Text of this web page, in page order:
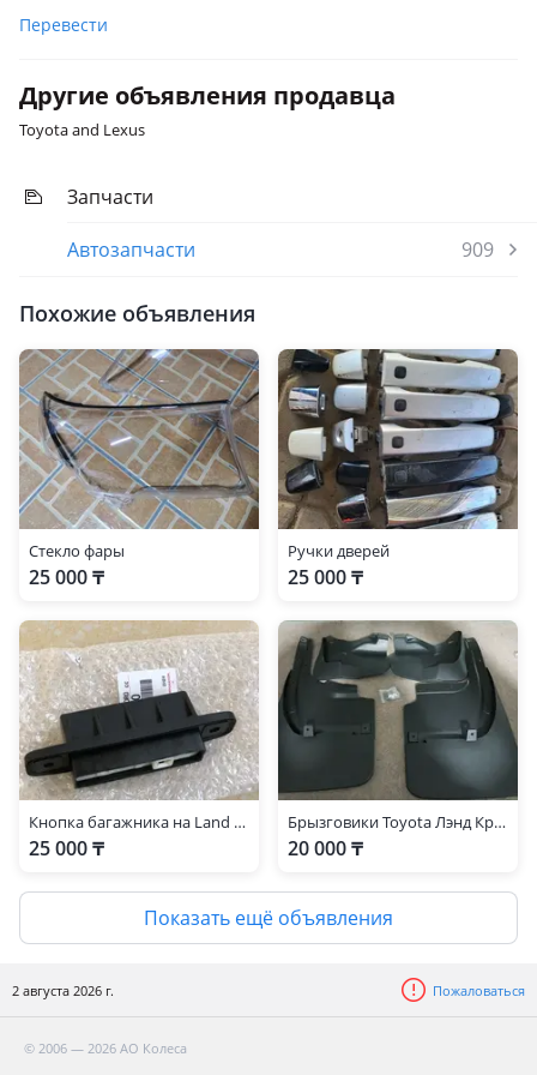
Перевести
Другие объявления продавца
Toyota and Lexus
Запчасти
Автозапчасти
909
Похожие объявления
Стекло фары
25 000 ₸
Ручки дверей
25 000 ₸
Кнопка багажника на Land Cruiser 200
25 000 ₸
Брызговики Toyota Лэнд Крузер 200 2012-
20 000 ₸
Показать ещё объявления
2 августа 2026 г. Пожаловаться
© 2006 — 2026 АО Колеса